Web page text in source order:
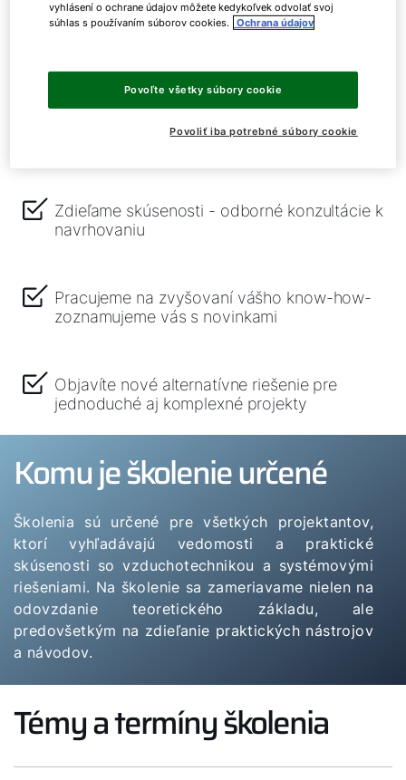
Prinášame istotou - detailná znalosť
Zdieľame skúsenosti - odborné konzultácie k
navrhovaniu
Pracujeme na zvyšovaní vášho know-how-
zoznamujeme vás s novinkami
Objavíte nové alternatívne riešenie pre
jednoduché aj komplexné projekty
Komu je školenie určené
Školenia sú určené pre všetkých projektantov,
ktorí vyhľadávajú vedomosti a praktické
skúsenosti so vzduchotechnikou a systémovými
riešeniami. Na školenie sa zameriavame nielen na
odovzdanie teoretického základu, ale
predovšetkým na zdieľanie praktických nástrojov
a návodov.
Témy a termíny školenia
Ako vám môžeme pomôcť?
Služby WOLF
Servis
Hotline
Kontaktný formulár
Dôležité odkazy
Servisný portál
vyhlásení o ochrane údajov môžete kedykoľvek odvolať svoj
súhlas s používaním súborov cookies. Ochrana údajov
Povoliť iba potrebné súbory cookie
Povoľte všetky súbory cookie